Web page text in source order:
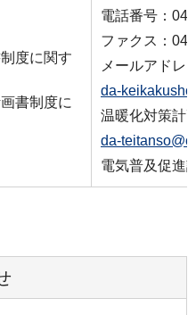
度に関す
書制度に
電話番号：
ファクス：
メールアドレ
da-
温暖化対策計
da-
電気普及促進